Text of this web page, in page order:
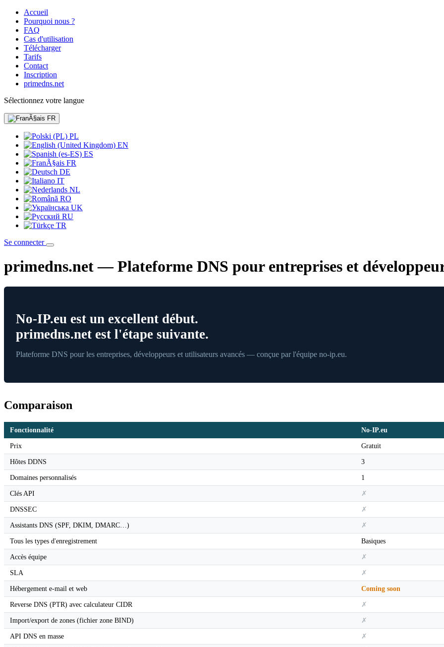
Accueil
Pourquoi nous ?
FAQ
Cas d'utilisation
Télécharger
Tarifs
Contact
Inscription
primedns.net
Sélectionnez votre langue
FR
PL
EN
ES
FR
DE
IT
NL
RO
UK
RU
TR
Se connecter
primedns.net — Plateforme DNS pour entreprises et
No-IP.eu est un excellent début.
primedns.net est l'étape suivante.
Plateforme DNS pour les entreprises, développeurs et utilisateurs avancés — conçue par l'équipe no-ip.eu.
Comparaison
Fonctionnalité No-IP.eu
Prix
Gratuit
Hôtes DDNS
3
Domaines personnalisés
1
Clés API
✗
DNSSEC
✗
Assistants DNS (SPF, DKIM, DMARC…)
✗
Tous les types d'enregistrement
Basiques
Accès équipe
✗
SLA
✗
Hébergement e-mail et web
Coming soon
Reverse DNS (PTR) avec calculateur CIDR
✗
Import/export de zones (fichier zone BIND)
✗
API DNS en masse
✗